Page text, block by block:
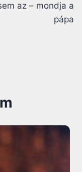
az – mondja a
pápa